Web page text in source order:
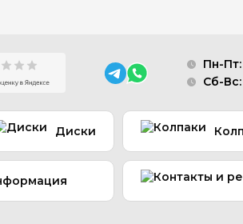
Пн-Пт:
Сб-
Диски